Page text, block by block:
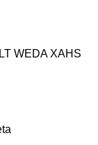
WEDA XAHS